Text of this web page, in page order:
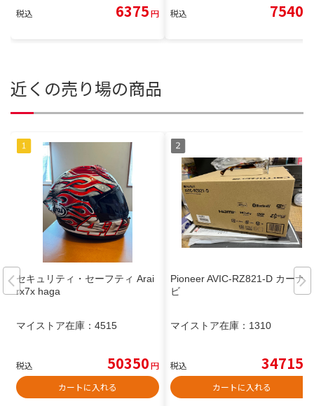
税込 6375円 税込 7540
近くの売り場の商品
セキュリティ・セーフティ Arai
rx7x haga
マイストア在庫： 4515
税込 50350円
カートに入れる
Pioneer AVIC-RZ821-D カーナ
ビ
マイストア在庫： 1310
税込 34715
カートに入れる